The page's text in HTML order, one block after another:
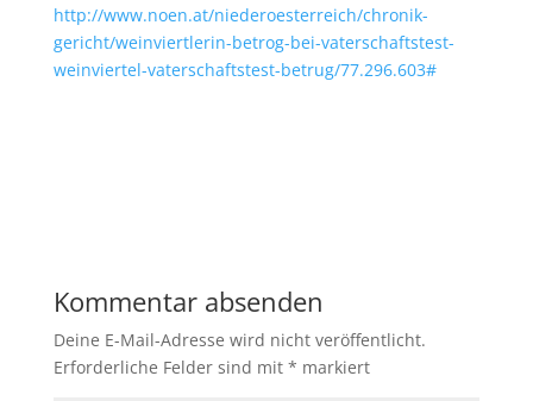
http://www.noen.at/niederoesterreich/chronik-
gericht/weinviertlerin-betrog-bei-vaterschaftstest-
weinviertel-vaterschaftstest-betrug/77.296.603#
Kommentar absenden
Deine E-Mail-Adresse wird nicht veröffentlicht.
Erforderliche Felder sind mit * markiert